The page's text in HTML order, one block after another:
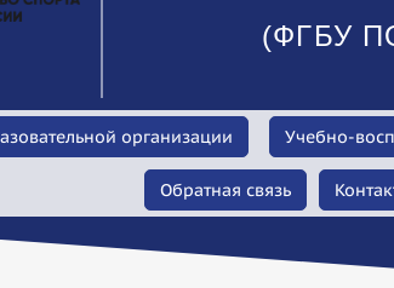
(ФГБУ
организации Учебно-
Обратная связь